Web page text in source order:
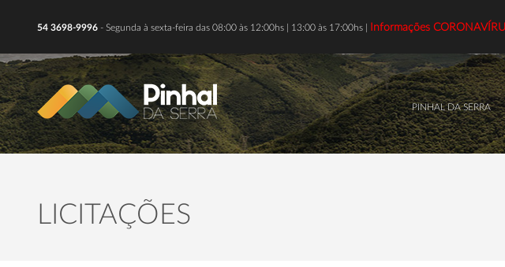
54 3698-9996 - Segunda à sexta-feira das 08:00 às 12:00hs | 13:00 às 17:00hs | Informações
PINHAL DA SERRA
LICITAÇÕES